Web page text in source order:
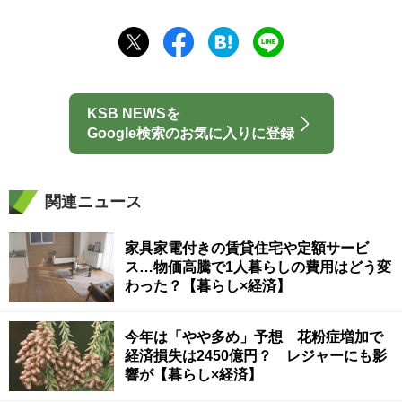
KSB NEWSを
Google検索のお気に入りに登録
関連ニュース
家具家電付きの賃貸住宅や定額サービ
ス…物価高騰で1人暮らしの費用はどう変
わった？【暮らし×経済】
今年は「やや多め」予想 花粉症増加で
経済損失は2450億円？ レジャーにも影
響が【暮らし×経済】